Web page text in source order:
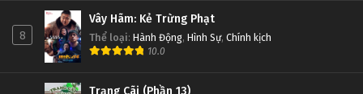
8
Vây Hãm: Kẻ Trừng Phạt
Thể loại: Hành Động, Hình Sự, Chính kịch
10.0